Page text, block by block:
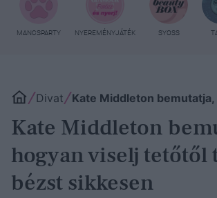
MANCSPARTY NYEREMÉNYJÁTÉK SYOSS
Divat Kate Middleton
Kate Middleton
hogyan viselj tetőtől
bézst sikkesen